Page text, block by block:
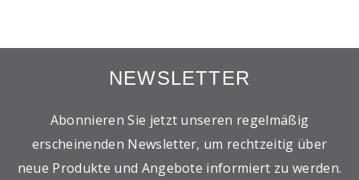
NEWSLETTER
Abonnieren Sie jetzt unseren regelmäßig
erscheinenden Newsletter, um rechtzeitig über
neue Produkte und Angebote informiert zu werden.